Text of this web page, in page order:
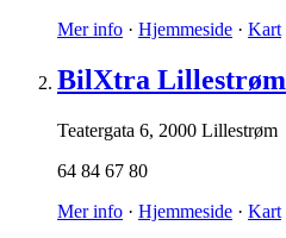
Mer info · Hjemmeside · Kart
BilXtra Lillestrøm
Teatergata 6, 2000 Lillestrøm
64 84 67 80
Mer info · Hjemmeside · Kart